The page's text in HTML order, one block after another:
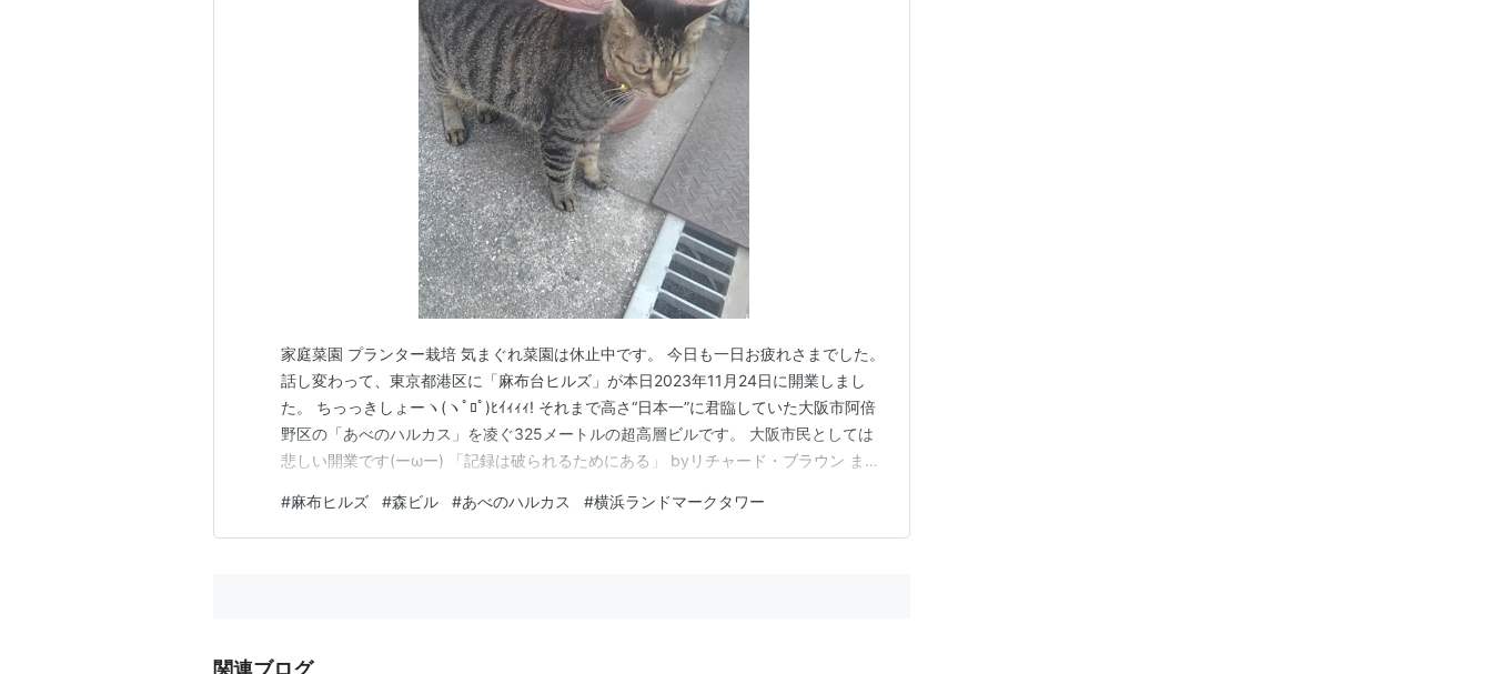
家庭菜園 プランター栽培 気まぐれ菜園は休止中です。 今日も一日お疲れさまでした。
話し変わって、東京都港区に「麻布台ヒルズ」が本日2023年11月24日に開業しまし
た。 ちっっきしょーヽ(ヽﾟﾛﾟ)ﾋｲｨｨｨ! それまで高さ“日本一”に君臨していた大阪市阿倍
野区の「あべのハルカス」を凌ぐ325メートルの超高層ビルです。 大阪市民としては
悲しい開業です(ーωー) 「記録は破られるためにある」 byリチャード・ブラウン ま
ズ森JPタワー 高さ325.40m／地上64階／東京都港区／2023年竣工 2…
#麻布ヒルズ #森ビル #あべのハルカス #横浜ランドマークタワー
関連ブログ